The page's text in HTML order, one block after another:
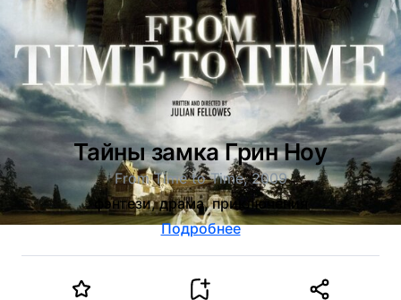
Тайны замка Грин Ноу
From Time to Time, 2009
фэнтези, драма, приключения
Подробнее